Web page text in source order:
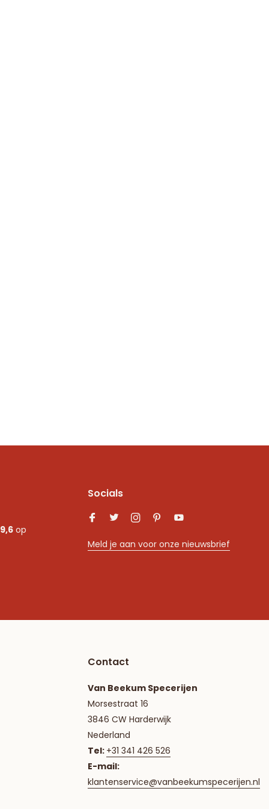
9,6 op
Socials
Meld je aan voor onze nieuwsbrief
Contact
Van Beekum Specerijen
Morsestraat 16
3846 CW Harderwijk
Nederland
Tel: +31 341 426 526
E-mail:
klantenservice@vanbeekumspecerijen.nl